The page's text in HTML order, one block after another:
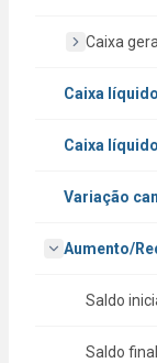
Caixa
Caixa
Caixa
Variação
Aumento/
Saldo
Saldo